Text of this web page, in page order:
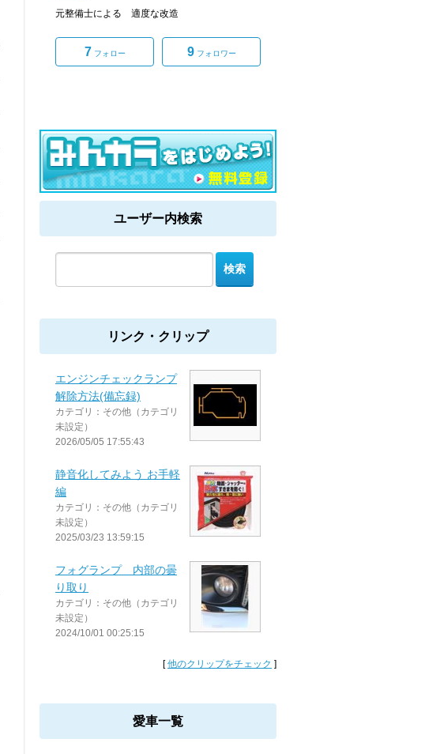
元整備士による 適度な改造
7 フォロー 9フォロワー
ユーザー内検索
リンク・クリップ
エンジンチェックランプ
解除方法(備忘録)
カテゴリ：その他（カテゴリ
未設定）
2026/05/05 17:55:43
静音化してみよう お手軽
編
カテゴリ：その他（カテゴリ
未設定）
2025/03/23 13:59:15
フォグランプ 内部の曇
り取り
カテゴリ：その他（カテゴリ
未設定）
2024/10/01 00:25:15
[他のクリップをチェック ]
愛車一覧